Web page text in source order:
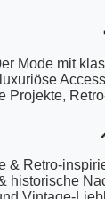
Mode mit
Projekte,
& Retro-
historische